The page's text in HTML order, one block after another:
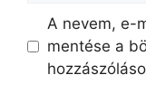
A nevem, e-
mentése a